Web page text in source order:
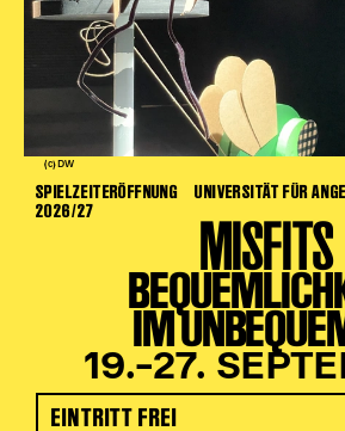
(c) DW
SPIELZEITERÖFFNUNG
2026/27
UNIVERSITÄT FÜR
MISFITS
IM
19.–27.
EINTRITT FREI